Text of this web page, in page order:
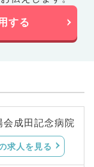
する
成田記念病院
求人を見る